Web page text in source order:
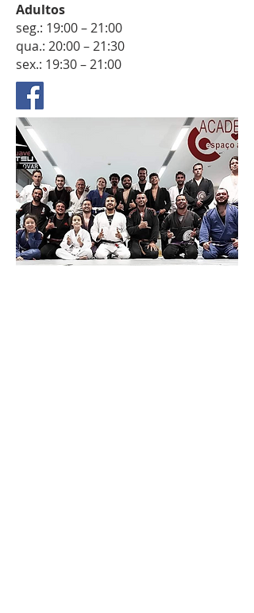
Adultos
seg.: 19:00 – 21:00
qua.: 20:00 – 21:30
sex.: 19:30 – 21:00